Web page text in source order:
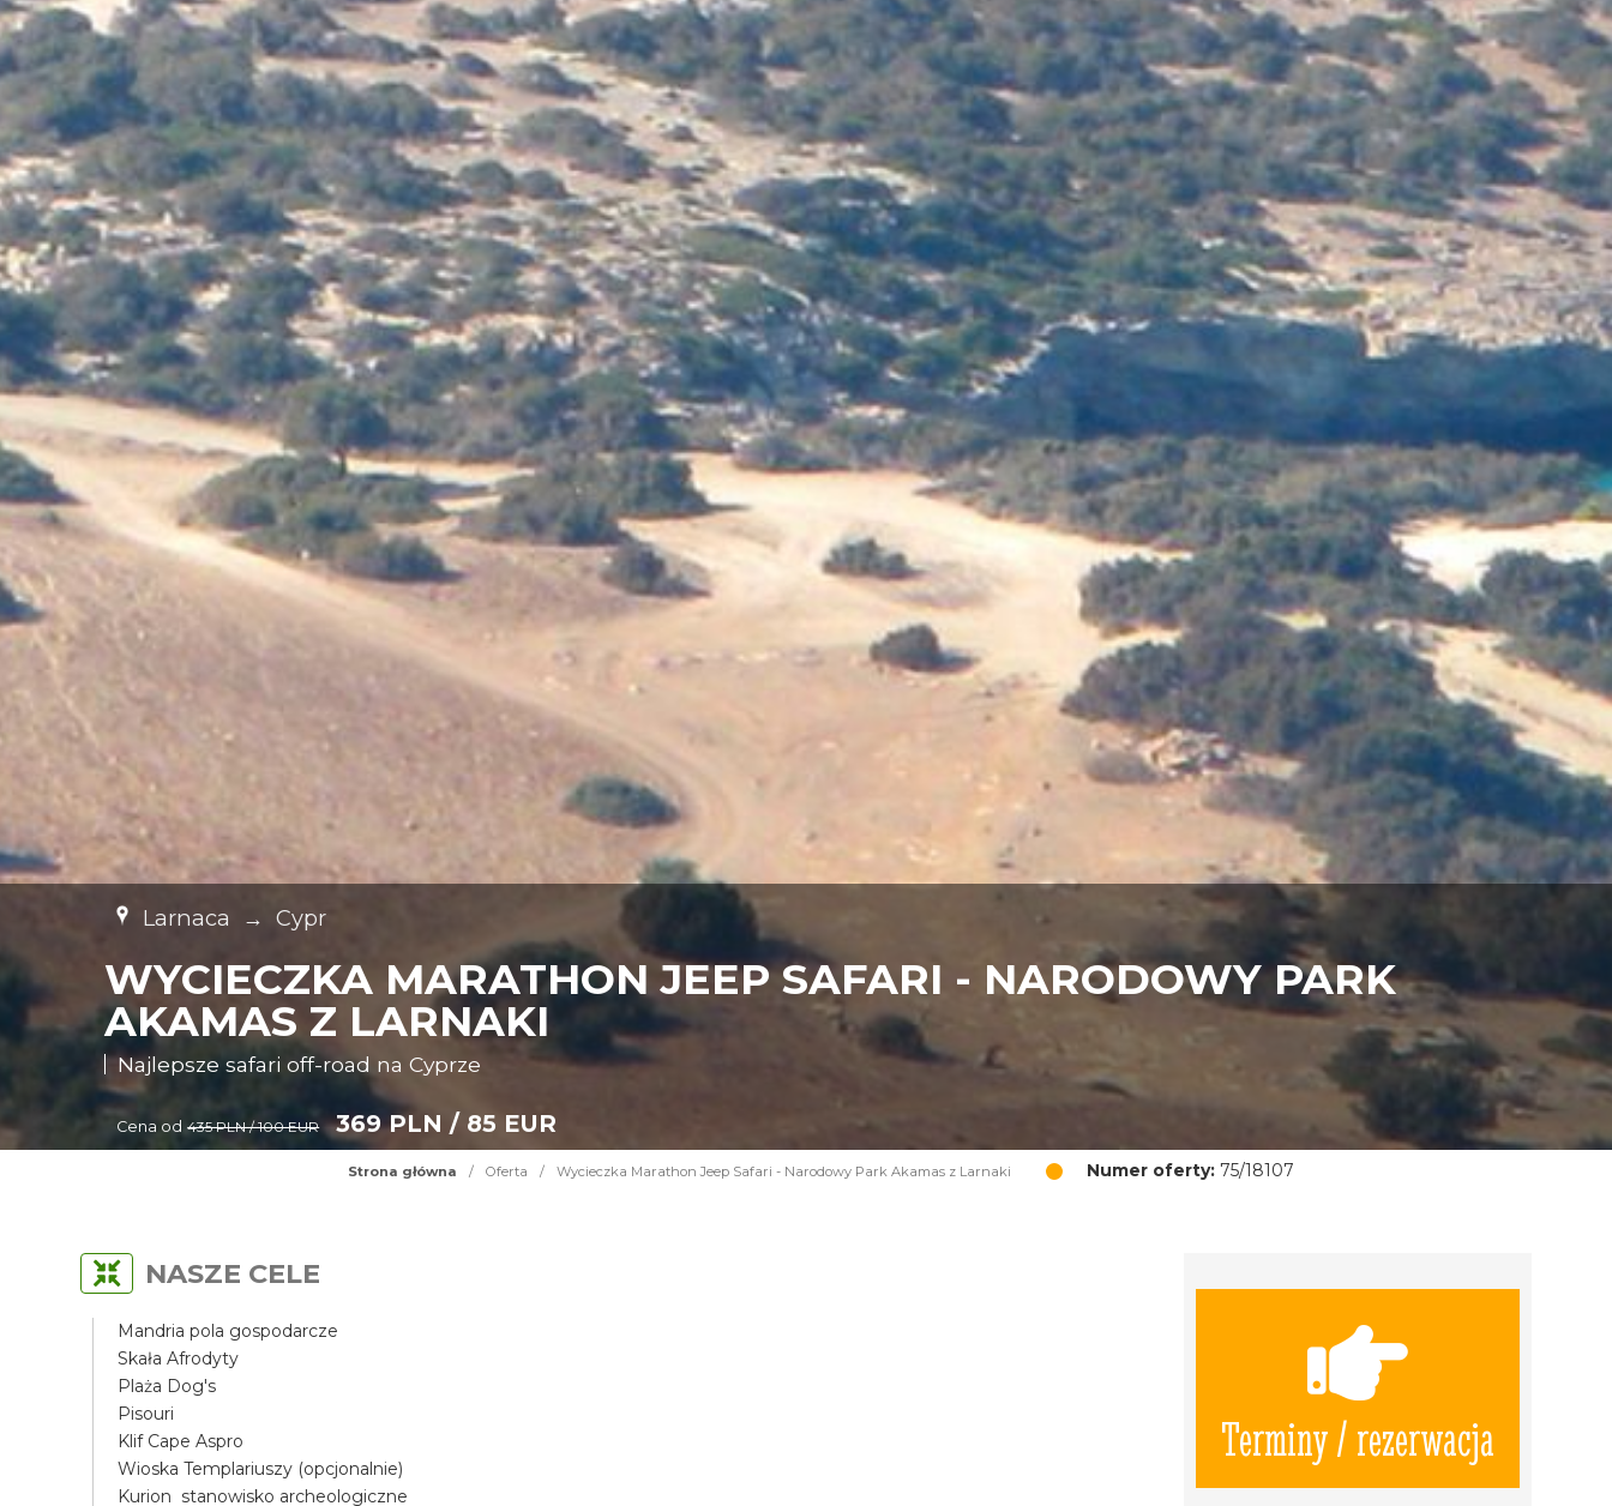
Larnaca → Cypr
WYCIECZKA MARATHON JEEP SAFARI - NARODOWY PARK
AKAMAS Z LARNAKI
Najlepsze safari off-road na Cyprze
Cena od 435 PLN / 100 EUR 369 PLN / 85 EUR
Strona główna / Oferta / Wycieczka Marathon Jeep Safari - Narodowy Park Akamas z Larnaki Numer oferty: 75/18107
Terminy / rezerwacja
NASZE CELE
Mandria pola gospodarcze
Skała Afrodyty
Plaża Dog's
Pisouri
Klif Cape Aspro
Wioska Templariuszy (opcjonalnie)
Kurion stanowisko archeologiczne